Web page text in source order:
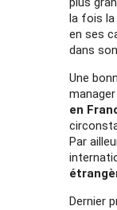
la fois la
en ses
dans
Une
en
Par
Dernier